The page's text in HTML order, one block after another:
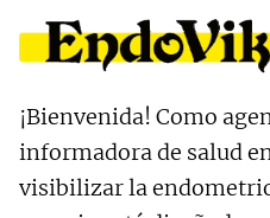
Ir al
¡Bienvenida! Como
informadora de salud
visibilizar la